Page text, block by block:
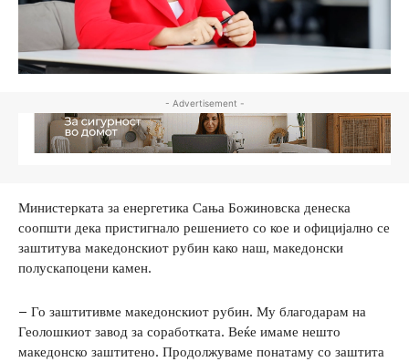
- Advertisement -
Министерката за енергетика Сања Божиновска денеска
соопшти дека пристигнало решението со кое и официјално се
заштитува македонскиот рубин како наш, македонски
полускапоцени камен.
– Го заштитивме македонскиот рубин. Му благодарам на
Геолошкиот завод за соработката. Веќе имаме нешто
македонско заштитено. Продолжуваме понатаму со заштита